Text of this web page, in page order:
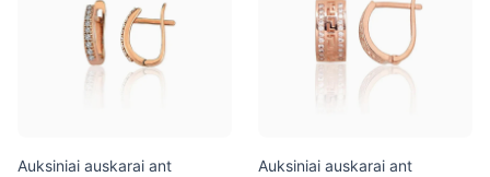
Auksiniai auskarai ant
Auksiniai auskarai ant